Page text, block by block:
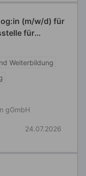
(m/w/d) für
für
Weiterbildung
gGmbH
24.07.2026